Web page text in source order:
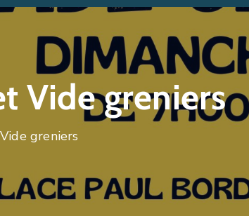
Vide greniers
greniers